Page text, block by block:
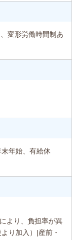
変形労働時間制あ
年始、有給休
より、負担率が異
り加入）|産前・